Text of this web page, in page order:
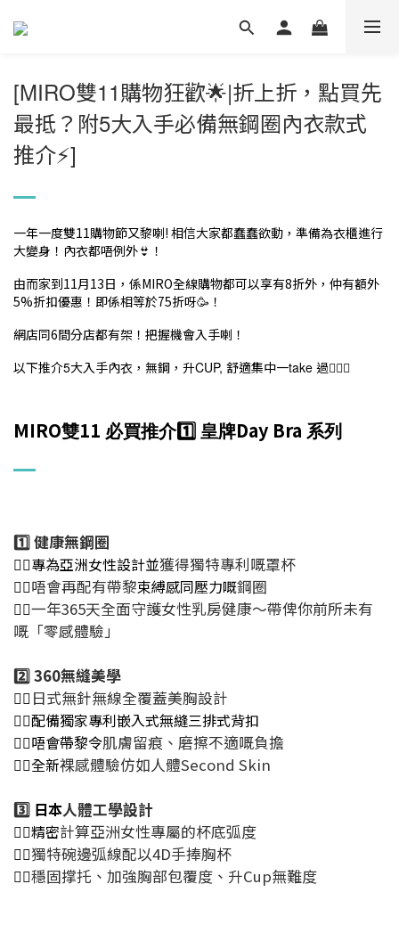
[MIRO雙11購物狂歡🌟|折上折，點買先
最抵？附5大入手必備無鋼圈內衣款式
推介⚡️]
一年一度雙11購物節又黎喇! 相信大家都蠢蠢欲動，準備為衣櫃進行
大變身！內衣都唔例外👙！
由而家到11月13日，係MIRO全線購物都可以享有8折外，仲有額外
5%折扣優惠！即係相等於75折呀🥳！
網店同6間分店都有架！把握機會入手喇！
以下推介5大入手內衣，無鋼，升CUP, 舒適集中一take 過🙆🏻‍♀️
MIRO雙11 必買推介1️⃣ 皇牌Day Bra 系列
1️⃣ 健康無鋼圈
👉🏻專為亞洲女性設計並獲得獨特專利嘅罩杯
👉🏻唔會再配有帶黎束縛感同壓力嘅鋼圈
👉🏻一年365天全面守護女性乳房健康～帶俾你前所未有
嘅「零感體驗」
2️⃣ 360無縫美學
👉🏻 日式無針無線全覆蓋美胸設計
👉🏻配備獨家專利嵌入式無縫三排式背扣
👉🏻唔會帶黎令肌膚留痕、磨擦不適嘅負擔
👉🏻全新裸感體驗仿如人體Second Skin
3️⃣ 日本人體工學設計
👉🏻精密計算亞洲女性專屬的杯底弧度
👉🏻獨特碗邊弧線配以4D手捧胸杯
👉🏻穩固撑托、加強胸部包覆度、升Cup無難度